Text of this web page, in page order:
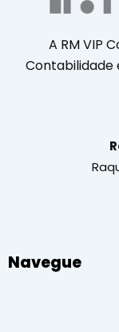
A RM VIP
Contabilidade
Navegue